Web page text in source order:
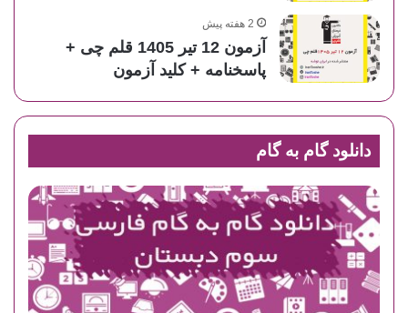
2 هفته پیش
آزمون 12 تیر 1405 قلم چی +
پاسخنامه + کلید آزمون
دانلود گام به گام